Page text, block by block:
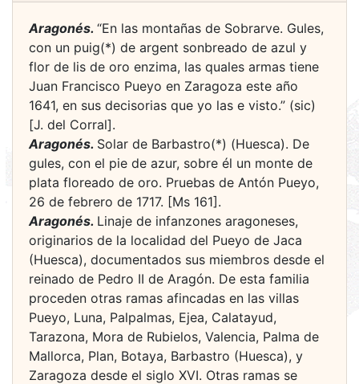
Aragonés. “En las montañas de Sobrarve. Gules,
con un puig(*) de argent sonbreado de azul y
flor de lis de oro enzima, las quales armas tiene
Juan Francisco Pueyo en Zaragoza este año
1641, en sus decisorias que yo las e visto.” (sic)
[J. del Corral].
Aragonés. Solar de Barbastro(*) (Huesca). De
gules, con el pie de azur, sobre él un monte de
plata floreado de oro. Pruebas de Antón Pueyo,
26 de febrero de 1717. [Ms 161].
Aragonés. Linaje de infanzones aragoneses,
originarios de la localidad del Pueyo de Jaca
(Huesca), documentados sus miembros desde el
reinado de Pedro II de Aragón. De esta familia
proceden otras ramas afincadas en las villas
Pueyo, Luna, Palpalmas, Ejea, Calatayud,
Tarazona, Mora de Rubielos, Valencia, Palma de
Mallorca, Plan, Botaya, Barbastro (Huesca), y
Zaragoza desde el siglo XVI. Otras ramas se